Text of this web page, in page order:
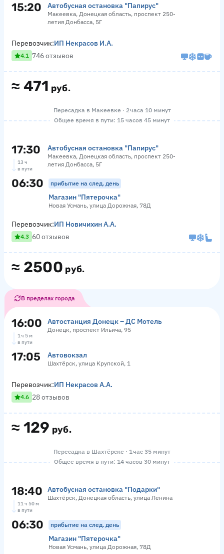
15:20 Автобусная остановка "Папирус"
Макеевка, Донецкая область, проспект 250-
летия Донбасса, 5Г
≈ 471 руб.
Перевозчик:ИП Некрасов И.А.
4.1 746 отзывов
Пересадка в Макеевке · 2 часа 10 минут
Общее время в пути: 15 часов 45 минут
17:30 Автобусная остановка "Папирус"
Макеевка, Донецкая область, проспект 250-
летия Донбасса, 5Г
13 ч
в пути
06:30 прибытие на след. день
Магазин "Пятерочка"
Новая Усмань, улица Дорожная, 78Д
≈ 2500 руб.
Перевозчик:ИП Новичихин А.А.
4.3 60 отзывов
В пределах города
16:00 Автостанция Донецк – ДС Мотель
Донецк, проспект Ильича, 95
1 ч 5 м
в пути
17:05 Автовокзал
Шахтёрск, улица Крупской, 1
≈ 129 руб.
Перевозчик:ИП Некрасов А.А.
4.6 28 отзывов
Пересадка в Шахтёрске · 1 час 35 минут
Общее время в пути: 14 часов 30 минут
18:40 Автобусная остановка "Подарки"
Шахтёрск, Донецкая область, улица Ленина
11 ч 50 м
в пути
06:30 прибытие на след. день
Магазин "Пятерочка"
Новая Усмань, улица Дорожная, 78Д